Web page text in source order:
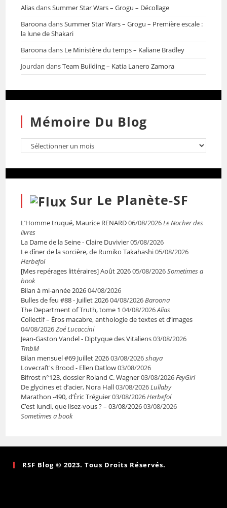
AliasdansSummer Star Wars – Grogu – Décollage
BaroonadansSummer Star Wars – Grogu – Première escale :
la lune de Shakari
Baroonadans Le Ministère du temps – Kaliane Bradley
Jourdan dansTeam Building – Katia Lanero Zamora
Mémoire Du Blog
Sur Le Planète-SF
L’Homme truqué, Maurice RENARD06/08/2026Le Nocher des
livres
La Dame de la Seine - Claire Duvivier05/08/2026
Le dîner de la sorcière, de Rumiko Takahashi05/08/2026
Herbefol
[Mes repérages littéraires] Août 202605/08/2026Sometimes a
book
Bilan à mi-année 202604/08/2026
Bulles de feu #88 - Juillet 202604/08/2026Baroona
The Department of Truth, tome 1 04/08/2026Alias
Collectif – Éros macabre, anthologie de textes et d’images
04/08/2026Zoé Lucaccini
Jean-Gaston Vandel - Diptyque des Vitaliens03/08/2026
TmbM
Bilan mensuel #69 Juillet 202603/08/2026shaya
Lovecraft's Brood - Ellen Datlow03/08/2026
Bifrost n°123, dossier Roland C. Wagner03/08/2026FeyGirl
De glycines et d’acier, Nora Hall03/08/2026Lullaby
Marathon -490, d’Éric Tréguier03/08/2026Herbefol
C’est lundi, que lisez-vous ? – 03/08/202603/08/2026
Sometimes a book
RSF Blog © 2023. Tous Droits Réservés.